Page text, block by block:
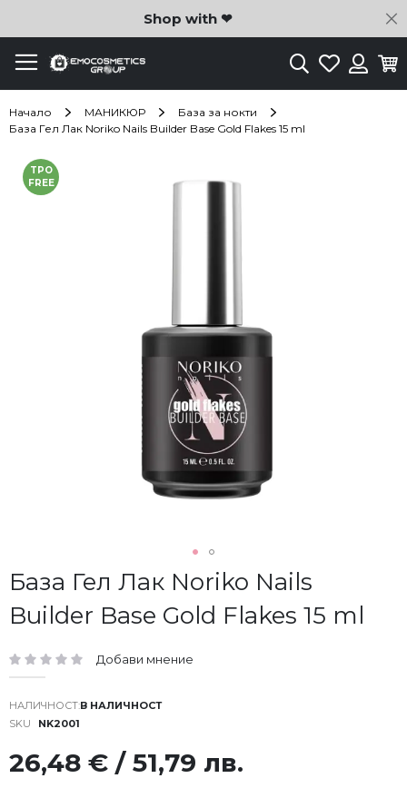
Shop with ❤
ТърсенеЛюбими
Начало МАНИКЮР
База за нокти
База Гел Лак Noriko Nails Builder Base Gold Flakes 15 ml
База Гел Лак Noriko Nails
Builder Base Gold Flakes 15 ml
рейтинг: Добави мнение
В НАЛИЧНОСТ
SKU
NK2001
26,48 € / 51,79 лв.
TPO
FREE
Преминете
към
края
Преминете
към
началото
на
със
снимки